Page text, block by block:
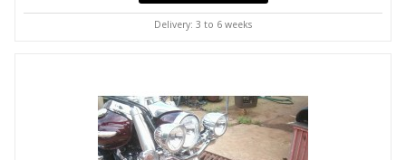
Delivery: 3 to 6 weeks